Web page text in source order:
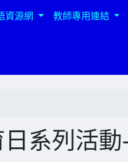
資源網 教師專用連結
系列活動